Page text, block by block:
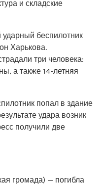
и складские
беспилотник
Харькова.
три человека:
а также 14-летняя
попал в здание
удара возник
получили две
громада) — погибла